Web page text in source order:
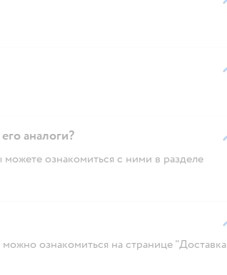
аналоги?
ознакомиться с ними в разделе
ознакомиться на странице "Доставка